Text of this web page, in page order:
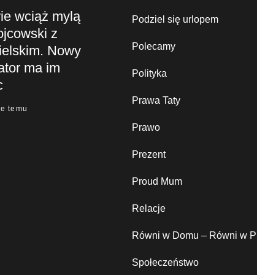
wciąż mylą
z
Nowy
ma im
temu
Podziel się urlopem
Polecamy
Polityka
Prawa Taty
Prawo
Prezent
Proud Mum
Relacje
Równi w Domu – Równi w
Społeczeństwo